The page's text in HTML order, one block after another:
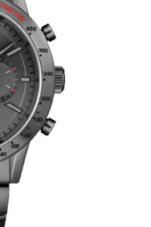
+7 ( 705 ) 181-42-50
info@vetervremeni.kz